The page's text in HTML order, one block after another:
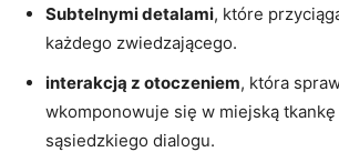
Subtelnymi detalami, które
każdego zwiedzającego.
interakcją z otoczeniem, która
wkomponowuje się⁤ w miejską
sąsiedzkiego dialogu.